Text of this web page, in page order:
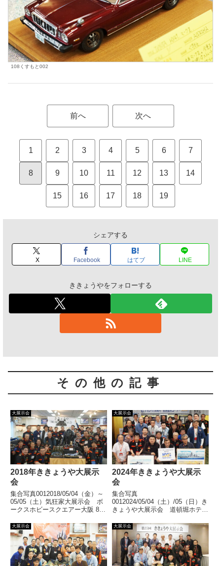
108くすもと002
前へ 次へ
1 2 3 4 5 6 7
8 9 10 11 12 13 14
15 16 17 18 19
シェアする
X Facebook はてブ LINE
ききょうやをフォローする
その他の記事
大展示会
2018年ききょうや大展示
会
集合写真0012018/05/04（金）～
05/05（土）気狂家大展示会 ボ
ークスホビースクエアー大阪 8Ｆ
スクエアー大阪での大展示会、お
かげさまで無事終了いたしまし
た。多数ご来場いただきましてあ
りがとうござい... 【続きを読
む】
大展示会
2024年ききょうや大展示
会
集合写真
0012024/05/04（土）/05（日）き
きょうや大展示会 道頓堀ホテル
を開催いたしました。おかげさま
で無事終了いたしました。多数ご
来場いただきまして誠にありがと
うございました。展示風景/激安
市風景... 【続きを読む】
大展示会 大展示会